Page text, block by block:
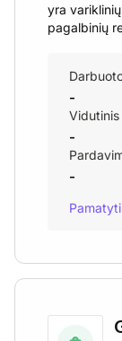
yra
pagalbinių
-
-
-